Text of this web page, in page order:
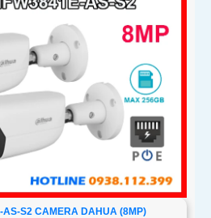
AS-S2 CAMERA DAHUA (8MP)